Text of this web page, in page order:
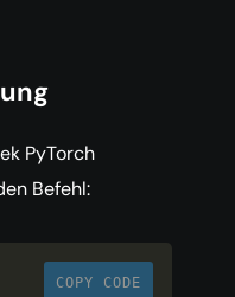
PyTorch
Befehl:
COPY CODE